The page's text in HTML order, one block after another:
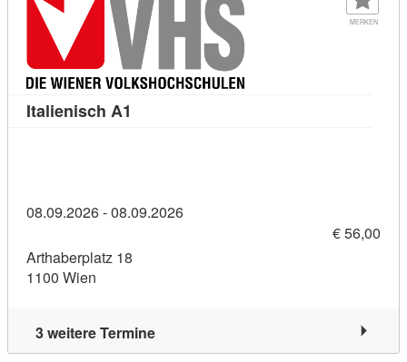
MERKEN
Italienisch A1
08.09.2026 - 08.09.2026
€ 56,00
Arthaberplatz 18
1100 Wien
3 weitere Termine